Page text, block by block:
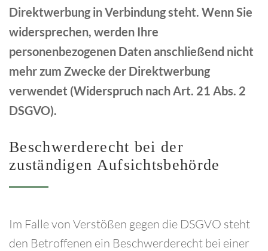
Direktwerbung in Verbindung steht. Wenn Sie
widersprechen, werden Ihre
personenbezogenen Daten anschließend nicht
mehr zum Zwecke der Direktwerbung
verwendet (Widerspruch nach Art. 21 Abs. 2
DSGVO).
Beschwerderecht bei der
zuständigen Aufsichtsbehörde
Im Falle von Verstößen gegen die DSGVO steht
den Betroffenen ein Beschwerderecht bei einer